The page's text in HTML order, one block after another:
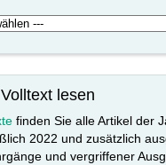
lesen
finden Sie alle Artikel der
2022 und zusätzlich
und vergriffener